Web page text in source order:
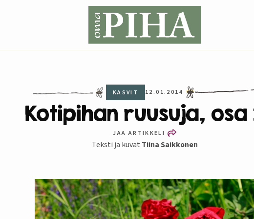
KASVIT 12.01.2014
Kotipihan ruusuja, osa
JAA ARTIKKELI
Teksti ja kuvat Tiina Saikkonen